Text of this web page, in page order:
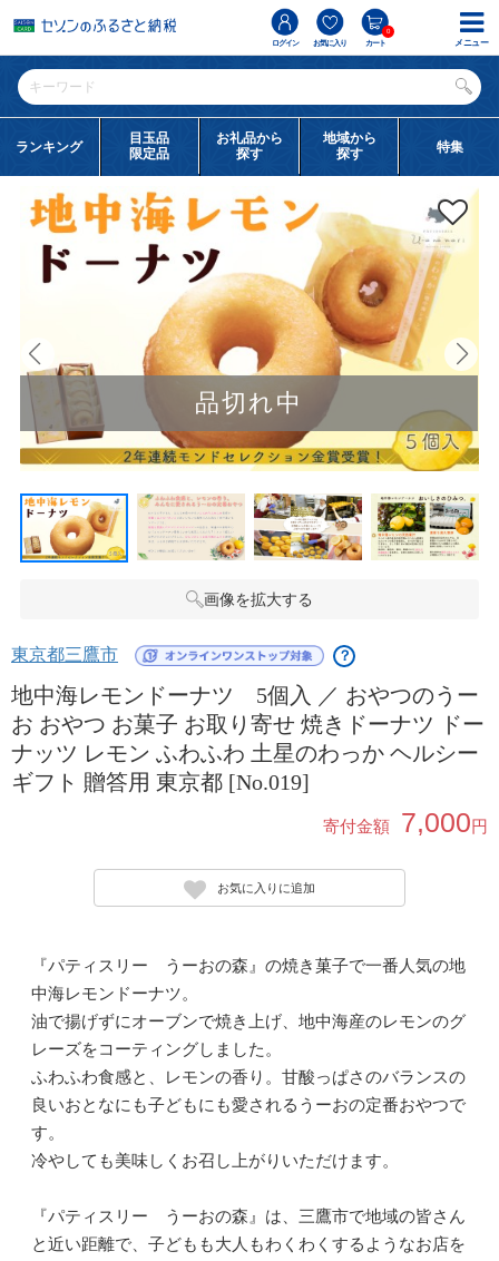
ログイン お気に入り カート
0
ランキング
目玉品
限定品
お礼品から
探す
地域から
探す
特集
品切れ中
画像を拡大する
東京都三鷹市 ？
地中海レモンドーナツ 5個入 ／ おやつのうー
お おやつ お菓子 お取り寄せ 焼きドーナツ ドー
ナッツ レモン ふわふわ 土星のわっか ヘルシー
ギフト 贈答用 東京都 [No.019]
寄付金額 7,000円
お気に入りに追加
『パティスリー うーおの森』の焼き菓子で一番人気の地
中海レモンドーナツ。
油で揚げずにオーブンで焼き上げ、地中海産のレモンのグ
レーズをコーティングしました。
ふわふわ食感と、レモンの香り。甘酸っぱさのバランスの
良いおとなにも子どもにも愛されるうーおの定番おやつで
す。
冷やしても美味しくお召し上がりいただけます。
『パティスリー うーおの森』は、三鷹市で地域の皆さん
と近い距離で、子どもも大人もわくわくするようなお店を
メニュー